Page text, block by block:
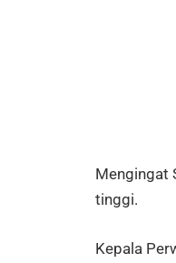
Mengingat
tinggi.
Kepala